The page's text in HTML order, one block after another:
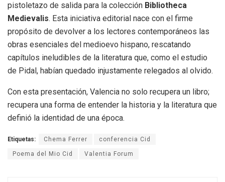
pistoletazo de salida para la colección Bibliotheca
Medievalis. Esta iniciativa editorial nace con el firme
propósito de devolver a los lectores contemporáneos las
obras esenciales del medioevo hispano, rescatando
capítulos ineludibles de la literatura que, como el estudio
de Pidal, habían quedado injustamente relegados al olvido.
Con esta presentación, Valencia no solo recupera un libro;
recupera una forma de entender la historia y la literatura que
definió la identidad de una época.
Etiquetas: Chema Ferrer conferencia Cid
Poema del Mio Cid Valentia Forum